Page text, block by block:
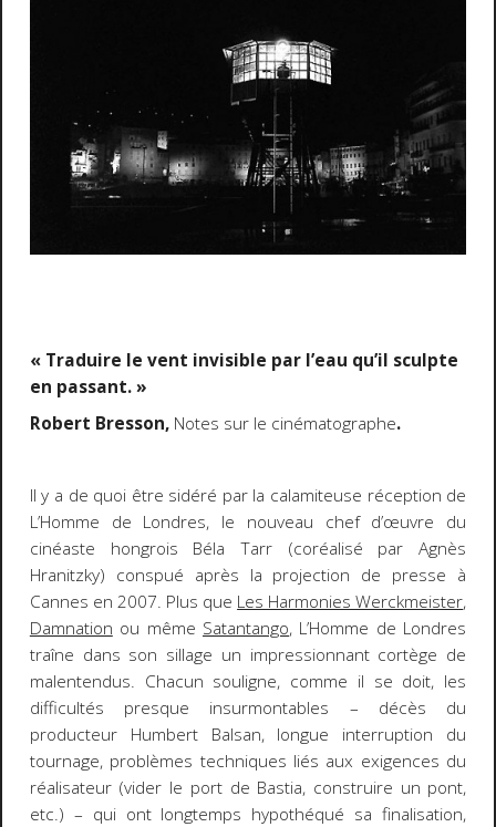
« Traduire le vent invisible par l’eau qu’il sculpte
en passant. »
Robert Bresson, Notes sur le cinématographe.
Il y a de quoi être sidéré par la calamiteuse réception de
L’Homme de Londres, le nouveau chef d’œuvre du
cinéaste hongrois Béla Tarr (coréalisé par Agnès
Hranitzky) conspué après la projection de presse à
Cannes en 2007. Plus que Les Harmonies Werckmeister,
Damnation ou même Satantango, L’Homme de Londres
traîne dans son sillage un impressionnant cortège de
malentendus. Chacun souligne, comme il se doit, les
difficultés presque insurmontables – décès du
producteur Humbert Balsan, longue interruption du
tournage, problèmes techniques liés aux exigences du
réalisateur (vider le port de Bastia, construire un pont,
etc.) – qui ont longtemps hypothéqué sa finalisation,